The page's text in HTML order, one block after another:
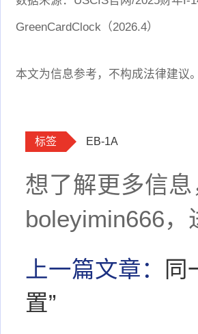
GreenCardClock（2026.4）
本文为信息参考，不构成法律建议
标签 EB-1A
想了解更多信
boleyimin666
上一篇文章：
同
置”